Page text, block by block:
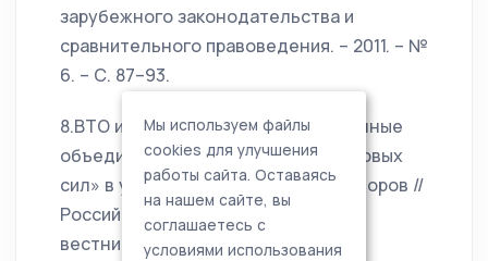
зарубежного законодательства и
сравнительного правоведения. – 2011. – №
6. – С. 87–93.
8.ВТО и региональные интеграционные
объединения: соотношение «правовых
сил» в урегулирования торговых споров //
Российский внешнеэкономический
вестник. – 2011. – № 8. – С. 74–83.
Мы используем файлы
cookies для улучшения
работы сайта. Оставаясь
на нашем сайте, вы
соглашаетесь с
условиями использования